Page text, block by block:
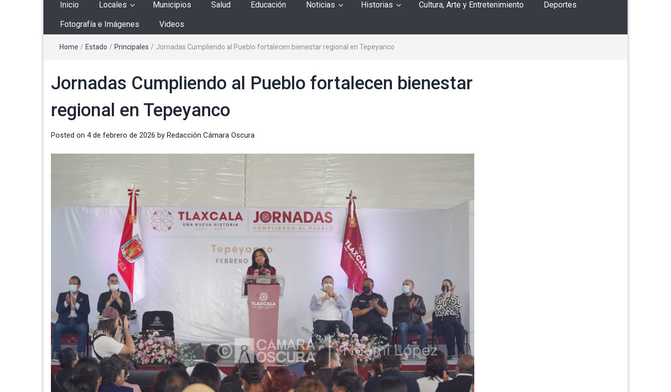
Inicio Locales Municipios Salud Educación Noticias Historias Cultura, Arte y Entretenimiento Deportes
Fotografía e Imágenes Videos
Home / Estado / Principales / Jornadas Cumpliendo al Pueblo fortalecen bienestar regional en Tepeyanco
Jornadas Cumpliendo al Pueblo fortalecen bienestar
regional en Tepeyanco
Posted on 4 de febrero de 2026 by Redacción Cámara Oscura